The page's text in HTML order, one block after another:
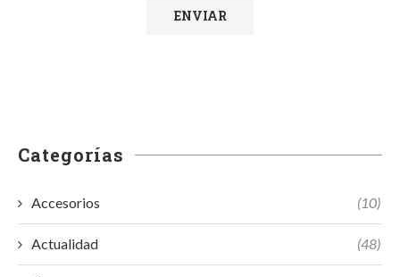
Categorías
Accesorios (10)
Actualidad (48)